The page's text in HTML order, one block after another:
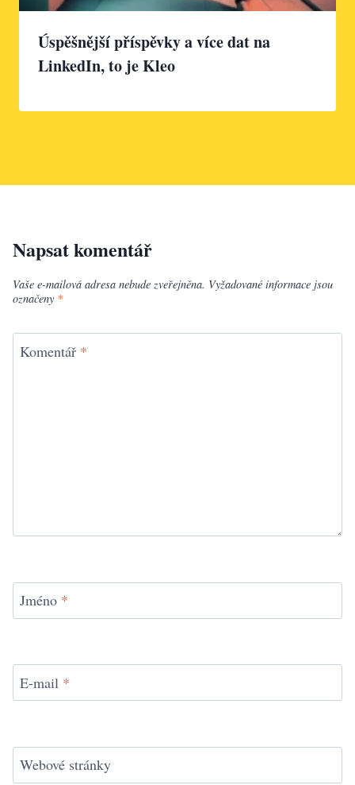
Úspěšnější příspěvky a více dat na
LinkedIn, to je Kleo
Napsat komentář
Vaše e-mailová adresa nebude zveřejněna. Vyžadované informace jsou
označeny *
Komentář *
Jméno *
E-mail *
Webové stránky